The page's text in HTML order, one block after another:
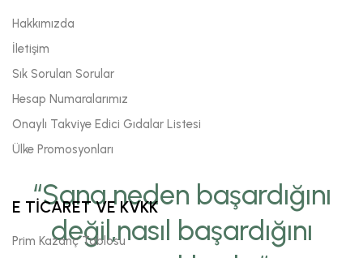
“Sana neden başardığını
değil,nasıl başardığını
Hakkımızda
İletişim
Sık Sorulan Sorular
Hesap Numaralarımız
Onaylı Takviye Edici Gıdalar Listesi
Ülke Promosyonları
E TİCARET VE KVKK
Prim Kazanç Tablosu